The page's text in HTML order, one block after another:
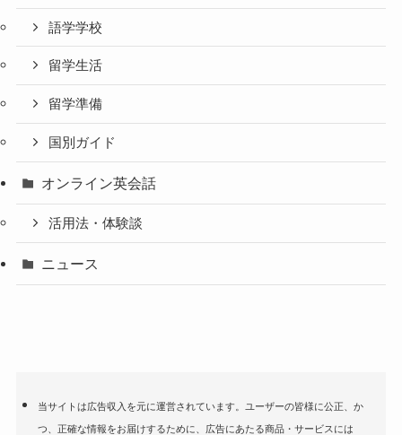
語学学校
留学生活
留学準備
国別ガイド
オンライン英会話
活用法・体験談
ニュース
当サイトは広告収入を元に運営されています。ユーザーの皆様に公正、か
つ、正確な情報をお届けするために、広告にあたる商品・サービスには